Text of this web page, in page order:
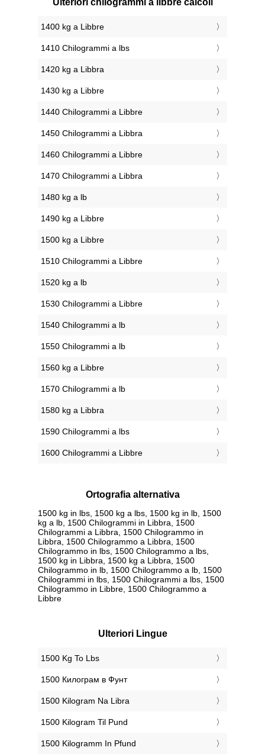
Ulteriori chilogrammi a libbre calcoli
1400 kg a Libbre
1410 Chilogrammi a lbs
1420 kg a Libbra
1430 kg a Libbre
1440 Chilogrammi a Libbre
1450 Chilogrammi a Libbra
1460 Chilogrammi a Libbre
1470 Chilogrammi a Libbra
1480 kg a lb
1490 kg a Libbre
1500 kg a Libbre
1510 Chilogrammi a Libbre
1520 kg a lb
1530 Chilogrammi a Libbre
1540 Chilogrammi a lb
1550 Chilogrammi a lb
1560 kg a Libbre
1570 Chilogrammi a lb
1580 kg a Libbra
1590 Chilogrammi a lbs
1600 Chilogrammi a Libbre
Ortografia alternativa
1500 kg in lbs, 1500 kg a lbs, 1500 kg in lb, 1500
kg a lb, 1500 Chilogrammi in Libbra, 1500
Chilogrammi a Libbra, 1500 Chilogrammo in
Libbra, 1500 Chilogrammo a Libbra, 1500
Chilogrammo in lbs, 1500 Chilogrammo a lbs,
1500 kg in Libbra, 1500 kg a Libbra, 1500
Chilogrammo in lb, 1500 Chilogrammo a lb, 1500
Chilogrammi in lbs, 1500 Chilogrammi a lbs, 1500
Chilogrammo in Libbre, 1500 Chilogrammo a
Libbre
Ulteriori Lingue
‎1500 Kg To Lbs
‎1500 Килограм в Фунт
‎1500 Kilogram Na Libra
‎1500 Kilogram Til Pund
‎1500 Kilogramm In Pfund